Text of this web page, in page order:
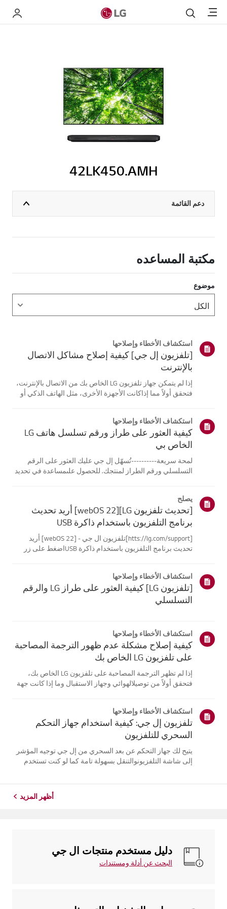
Menu بحث My LG
42LK450.AMH
دعم القائمة
مكتبة المساعده
موضوع
استكشاف الأخطاء وإصلاحها
[تلفزيون إل جي] كيفية إصلاح مشاكل الاتصال
بالإنترنت
إذا لم يتمكن جهاز تلفزيون LG الخاص بك من الاتصال بالإنترنت،
فتحقق أولاً مما إذاكانت الأجهزة الأخرى، مثل الهاتف الذكي أو
تكمن في جها...
استكشاف الأخطاء وإصلاحها
كيفية العثور على طراز ورقم تسلسل هاتف LG
الخاص بي
لمحة سريعة----------تُسهّل إل جي عليك العثور على الرقم
التسلسلي ورقم الطراز لمنتجك. للحصول علىمساعدة في تحديد
تختلف الصور أو ا...
يصلح
[تحديث تلفزيون LG][webOS 22] أريد تحديث
برنامج التلفزيون باستخدام ذاكرة USB
[htts://lg.com/support]تلفزيون ال جي - [webOS 22] أريد
تحديث برنامج التلفزيون باستخدام ذاكرة USBاضغط على زر
قائمة دعم ال...
استكشاف الأخطاء وإصلاحها
[تلفزيون LG] كيفية العثور على طراز LG والرقم
التسلسلي
استكشاف الأخطاء وإصلاحها
كيفية إصلاح مشكلة عدم ظهور الترجمة المصاحبة
على تلفزيون LG الخاص بك
إذا لم تظهر الترجمة المصاحبة على تلفزيون LG الخاص بك،
فتحقق أولاً من توصيلالهوائي وجهاز الاستقبال وما إذا كانت جهة
التلفزيون ال...
استكشاف الأخطاء وإصلاحها
تلفزيون إل جي: كيفية استخدام جهاز التحكم
السحري للتلفزيون
يتيح لك جهاز التحكم عن بعد السحري من إل جي توجيه المؤشر
إلى شاشة التلفزيونوالتنقل بسهولة تامة كما لو كنت تستخدم
أظهر المزيد
دليل مستخدم منتجات ال جي
البحث عن أدلة ومستندات